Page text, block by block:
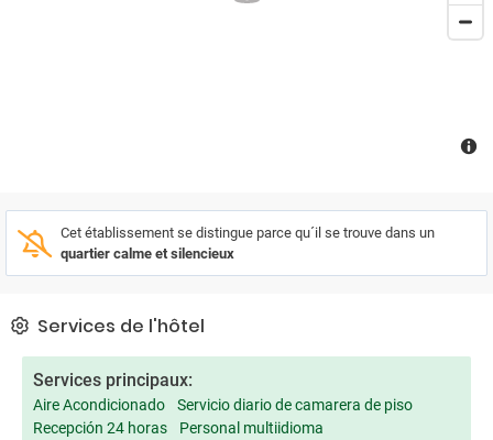
Cet établissement se distingue parce qu´il se trouve dans un
quartier calme et silencieux
Services de l'hôtel
Services principaux:
Aire Acondicionado
Servicio diario de camarera de piso
Recepción 24 horas
Personal multiidioma